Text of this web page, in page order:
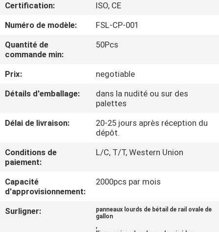
VISITE
D'USINE
CONTRÔLE
DE
QUALITÉ
CONTACTEZ-
DEMANDEZ
Certification:
ISO, CE
Numéro de modèle:
FSL-CP-001
Quantité de
commande min:
50Pcs
Prix:
negotiable
Détails d'emballage:
dans la nudité ou sur des
palettes
Délai de livraison:
20-25 jours après réception du
dépôt.
Conditions de
paiement:
L/C, T/T, Western Union
Capacité
d'approvisionnement:
2000pcs par mois
Surligner:
panneaux lourds de bétail de rail ovale de
gallon
,